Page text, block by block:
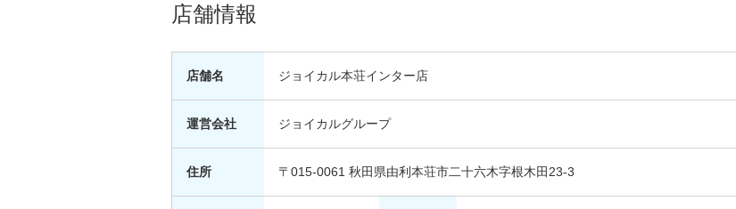
店舗情報
店舗名 ジョイカル本荘インター店
運営会社 ジョイカルグループ
住所 〒015-0061 秋田県由利本荘市二十六木字根木田23-3